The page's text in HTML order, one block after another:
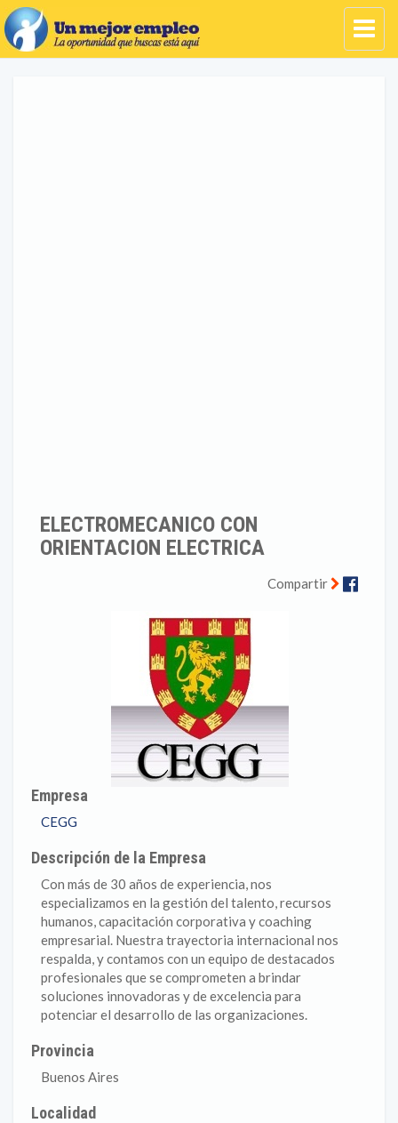
ELECTROMECANICO CON
ORIENTACION ELECTRICA
Compartir
Empresa
CEGG
Descripción de la Empresa
Con más de 30 años de experiencia, nos
especializamos en la gestión del talento, recursos
humanos, capacitación corporativa y coaching
empresarial. Nuestra trayectoria internacional nos
respalda, y contamos con un equipo de destacados
profesionales que se comprometen a brindar
soluciones innovadoras y de excelencia para
potenciar el desarrollo de las organizaciones.
Provincia
Buenos Aires
Localidad